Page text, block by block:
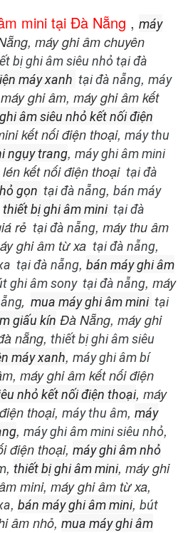
mini tại Đà Nẵng ,máy
máy ghi âm chuyên
bị ghi âm siêu nhỏ tại đà
máy xanh tại đà nẵng,máy
ghi âm, máy ghi âm kết
âm siêu nhỏ kết nối điện
kết nối điện thoại,máy thu
ngụy trang,máy ghi âm mini
kết nối điện thoại tại đà
gọn tại đà nẵng,bán máy
thiết bị ghi âm mini tại đà
rẻ tại đà nẵng, máy thu âm
ghi âm từ xa tại đà nẵng,
tại đà nẵng,bán máy ghi âm
ghi âm sony tại đà nẵng, máy
mua máy ghi âm mini tại
giấu kín Đà Nẵng, máy ghi
nẵng,thiết bị ghi âm siêu
máy xanh,máy ghi âm bí
máy ghi âm kết nối điện
nhỏ kết nối điện thoại, máy
thoại,máy thu âm,máy
,máy ghi âm mini siêu nhỏ,
điện thoại,máy ghi âm nhỏ
,thiết bị ghi âm mini, máy ghi
mini, máy ghi âm từ xa,
,bán máy ghi âm mini,bút
âm nhỏ,mua máy ghi âm